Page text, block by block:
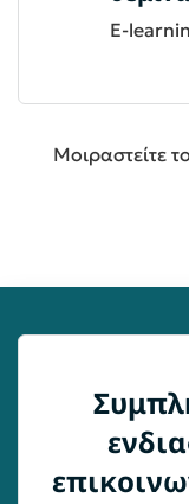
E-
Μοιραστείτε